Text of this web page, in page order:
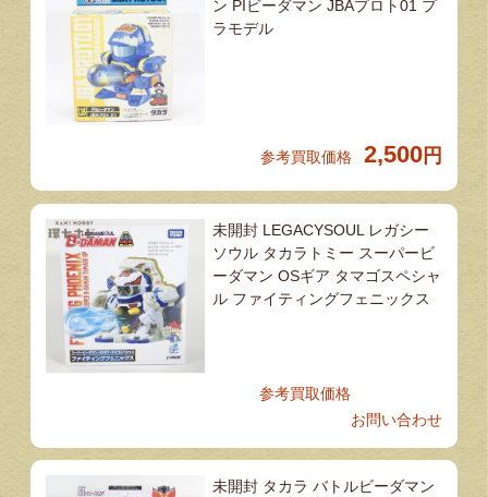
ン PIビーダマン JBAプロト01 プ
ラモデル
参考買取価格 2,500 円
未開封 LEGACYSOUL レガシー
ソウル タカラトミー スーパービ
ーダマン OSギア タマゴスペシャ
ル ファイティングフェニックス
参考買取価格
お問い合わせ
未開封 タカラ バトルビーダマン